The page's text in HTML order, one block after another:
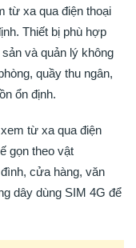
từ xa qua điện thoại
Thiết bị phù hợp
và quản lý không
quầy thu ngân,
ổn định.
từ xa qua điện
gọn theo vật
cửa hàng, văn
dây dùng SIM 4G để